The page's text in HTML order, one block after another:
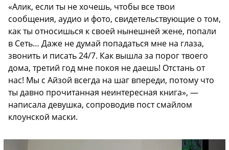
«Алик, если ты не хочешь, чтобы все твои
сообщения, аудио и фото, свидетельствующие о том,
как ты относишься к своей нынешней жене, попали
в Сеть… Даже не думай попадаться мне на глаза,
звонить и писать 24/7. Как вышла за порог твоего
дома, третий год мне покоя не даешь! Отстань от
нас! Мы с Айзой всегда на шаг впереди, потому что
ты давно прочитанная неинтересная книга», —
написала девушка, сопроводив пост смайлом
клоунской маски.